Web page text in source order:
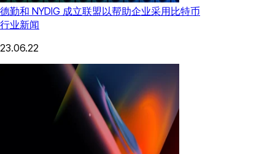
德勤和 NYDIG 成立联盟以帮助企业采用比特币
行业新闻
23.06.22